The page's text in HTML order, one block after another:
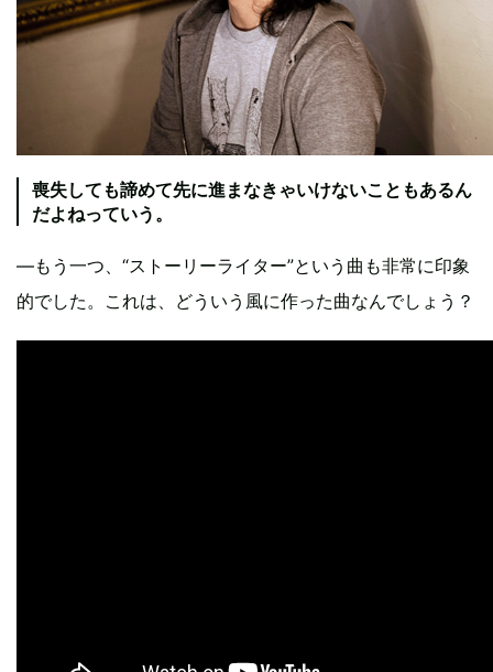
喪失しても諦めて先に進まなきゃいけないこともあるん
だよねっていう。
―もう一つ、“ストーリーライター”という曲も非常に印象
的でした。これは、どういう風に作った曲なんでしょう？